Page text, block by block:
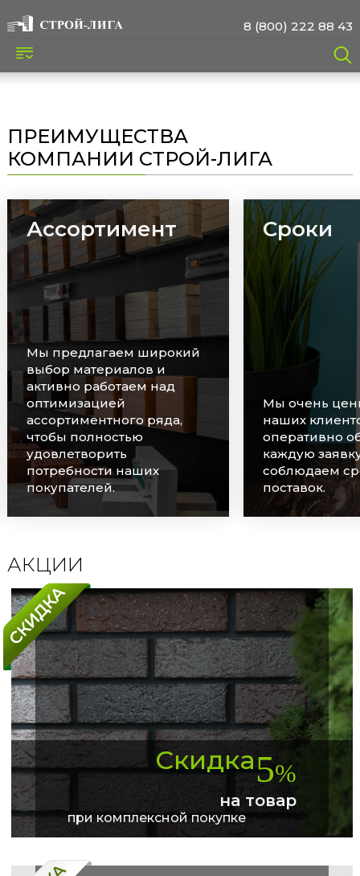
8 (800) 222 88 43
ПРЕИМУЩЕСТВА
КОМПАНИИ СТРОЙ-ЛИГА
Ассортимент
Мы предлагаем широкий
выбор материалов и
активно работаем над
оптимизацией
ассортиментного ряда,
чтобы полностью
удовлетворить
потребности наших
покупателей.
Сроки
Мы очень
наших
оперативно
каждую
соблюдаем
поставок.
АКЦИИ
Скидка5%
на товар
при комплексной покупке